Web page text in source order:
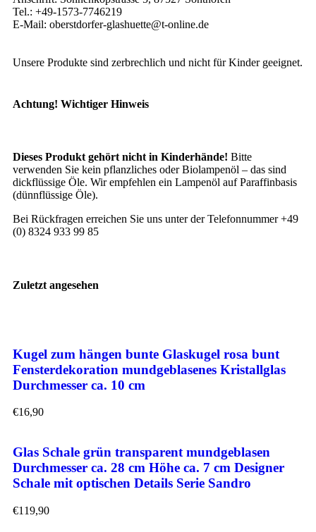
Tel.: +49-1573-7746219
E-Mail: oberstdorfer-glashuette@t-online.de
Unsere Produkte sind zerbrechlich und nicht für Kinder geeignet.
Achtung! Wichtiger Hinweis
Dieses Produkt gehört nicht in Kinderhände! Bitte
verwenden Sie kein pflanzliches oder Biolampenöl – das sind
dickflüssige Öle. Wir empfehlen ein Lampenöl auf Paraffinbasis
(dünnflüssige Öle).
Bei Rückfragen erreichen Sie uns unter der Telefonnummer +49
(0) 8324 933 99 85
Zuletzt angesehen
Kugel zum hängen bunte Glaskugel rosa bunt
Fensterdekoration mundgeblasenes Kristallglas
Durchmesser ca. 10 cm
€16,90
Glas Schale grün transparent mundgeblasen
Durchmesser ca. 28 cm Höhe ca. 7 cm Designer
Schale mit optischen Details Serie Sandro
€119,90